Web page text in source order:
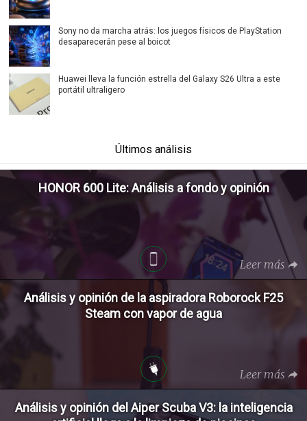
Sony no da marcha atrás: los juegos físicos de PlayStation
desaparecerán pese al boicot
Huawei lleva la función estrella del Galaxy S26 Ultra a este
portátil ultraligero
Últimos análisis
HONOR 600 Lite: Análisis a fondo y opinión
Leer más
Análisis y opinión de la aspiradora Roborock F25
Steam con vapor de agua
Leer más
Análisis y opinión del Aiper Scuba V3: la inteligencia